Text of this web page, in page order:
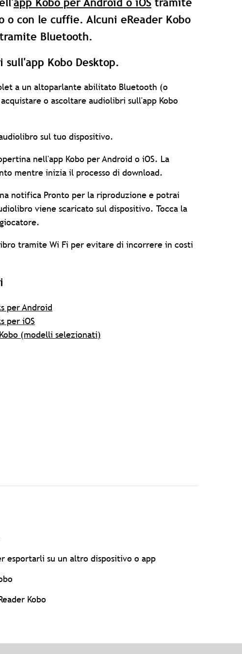
app Kobo per Android o iOS tramite
con le cuffie. Alcuni eReader Kobo
Bluetooth.
Kobo Desktop.
a un altoparlante abilitato Bluetooth (o
o ascoltare audiolibri sull'app Kobo
sul tuo dispositivo.
nell'app Kobo per Android o iOS. La
mentre inizia il processo di download.
notifica Pronto per la riproduzione e potrai
viene scaricato sul dispositivo. Tocca la
tramite Wi Fi per evitare di incorrere in costi
per Android
per iOS
(modelli selezionati)
esportarli su un altro dispositivo o app
Kobo